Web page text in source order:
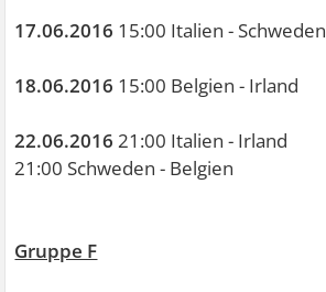
17.06.2016 15:00 Italien - Schweden
18.06.2016 15:00 Belgien - Irland
22.06.2016 21:00 Italien - Irland
21:00 Schweden - Belgien
Gruppe F